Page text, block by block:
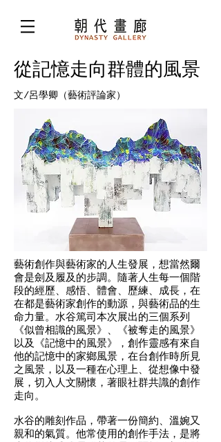
從記憶走向群體的風景
文/呂學卿（藝術評論家）
藝術創作與藝術家的人生發展，想當然爾
會是劍及履及的步調。隨著人生每一個階
段的經歷、感悟、體會、歷練、成長，在
在都是藝術家創作的動源，與藝術品的生
命力量。水谷篤司本次展出的三個系列
《似曾相識的風景》、《被奪走的風景》
以及《記憶中的風景》，創作靈感有來自
他的記憶中的家鄉風景，在台創作時所見
之風景，以及一種在心理上、從想像中發
展，切入人文關懷，著眼社群共識的創作
走向。
水谷的雕刻作品，帶著一份簡約、溫婉又
親和的氣質。他常使用的創作手法，是將